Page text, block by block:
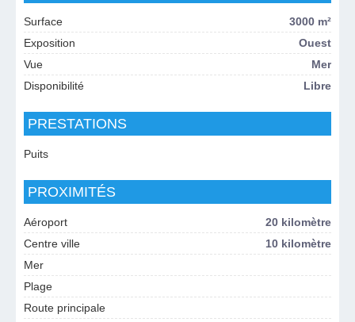
Surface
3000 m²
Exposition
Ouest
Vue
Mer
Disponibilité
Libre
PRESTATIONS
Puits
PROXIMITÉS
Aéroport
20 kilomètre
Centre ville
10 kilomètre
Mer
Plage
Route principale